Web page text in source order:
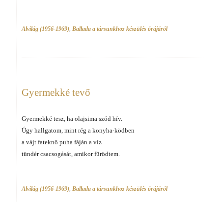
Alvilág (1956-1969) Ballada a társunkhoz készülés órájáról
Gyermekké tevő
Gyermekké tesz, ha olajsima szód hív.
Úgy hallgatom, mint rég a konyha-ködben
a vájt fateknő puha fáján a víz
tündér csacsogását, amikor fürödtem.
Alvilág (1956-1969), Ballada a társunkhoz készülés órájáról